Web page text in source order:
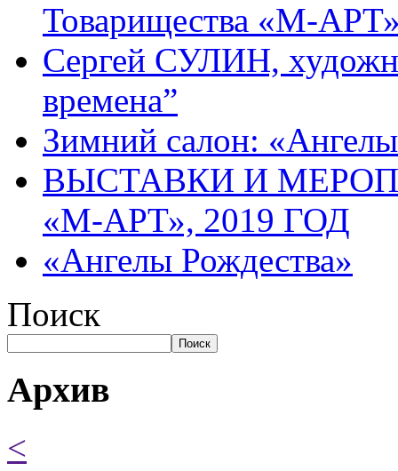
Товарищества «М-
Сергей СУЛИН,
времена”
Зимний салон:
ВЫСТАВКИ И
«М-АРТ», 2019 ГОД
«Ангелы Рождества»
Поиск
Поиск
Архив
<